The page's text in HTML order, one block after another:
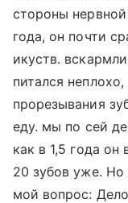
стороны
года, он почти
икуств.
питался
прорезывания
еду. мы по сей
как в 1,5 года он
20 зубов уже. Но
мой вопрос: